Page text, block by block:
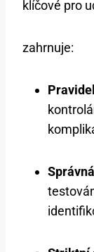
klíčové pro
zahrnuje: